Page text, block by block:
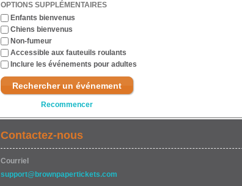
OPTIONS SUPPLÉMENTAIRES
Enfants bienvenus
Chiens bienvenus
Non-fumeur
Accessible aux fauteuils roulants
Inclure les événements pour adultes
Rechercher un événement
Recommencer
Contactez-nous
Courriel
support@brownpapertickets.com